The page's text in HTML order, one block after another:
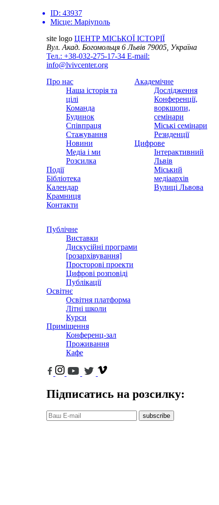
ID: 43937
Місце: Маріуполь
site logo ЦЕНТР МІСЬКОЇ ІСТОРІЇ
Вул. Акад. Богомольця 6Львів 79005, Україна
Тел.: +38-032-275-17-34 E-mail:
info@lvivcenter.org
Про нас
Наша історія та
цілі
Команда
Будинок
Співпраця
Стажування
Новини
Медіа і ми
Розсилка
Події
Бібліотека
Календар
Крамниця
Контакти
Академічне
Дослідження
Конференції,
воркшопи,
семінари
Міські семінари
Резиденції
Цифрове
Інтерактивний
Львів
Міський
медіаархів
Вулиці Львова
Публічне
Виставки
Дискусійні програми
[розархівування]
Просторові проекти
Цифрові розповіді
Публікації
Освітнє
Освітня платформа
Літні школи
Курси
Приміщення
Конференц-зал
Проживання
Кафе
Підписатись на розсилку:
subscribe